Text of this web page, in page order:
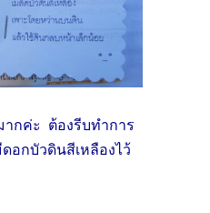
ค่ะ ต้องรีบทำการ
อกบัวดินสีเหลืองไว้